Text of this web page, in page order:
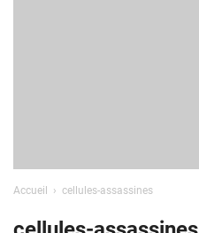
Accueil cellules-assassines